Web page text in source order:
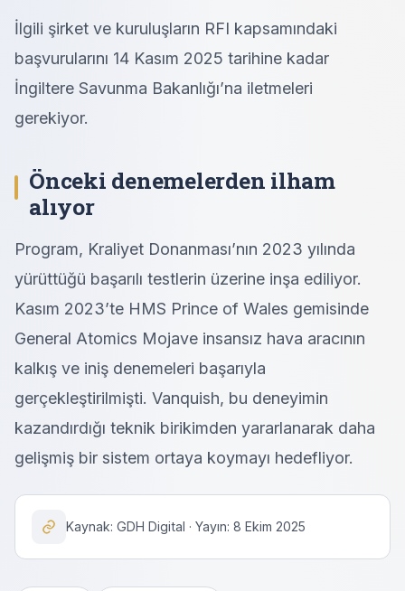
İlgili şirket ve kuruluşların RFI kapsamındaki
başvurularını 14 Kasım 2025 tarihine kadar
İngiltere Savunma Bakanlığı’na iletmeleri
gerekiyor.
Önceki denemelerden ilham
alıyor
Program, Kraliyet Donanması’nın 2023 yılında
yürüttüğü başarılı testlerin üzerine inşa ediliyor.
Kasım 2023’te HMS Prince of Wales gemisinde
General Atomics Mojave insansız hava aracının
kalkış ve iniş denemeleri başarıyla
gerçekleştirilmişti. Vanquish, bu deneyimin
kazandırdığı teknik birikimden yararlanarak daha
gelişmiş bir sistem ortaya koymayı hedefliyor.
Kaynak: GDH Digital · Yayın: 8 Ekim 2025